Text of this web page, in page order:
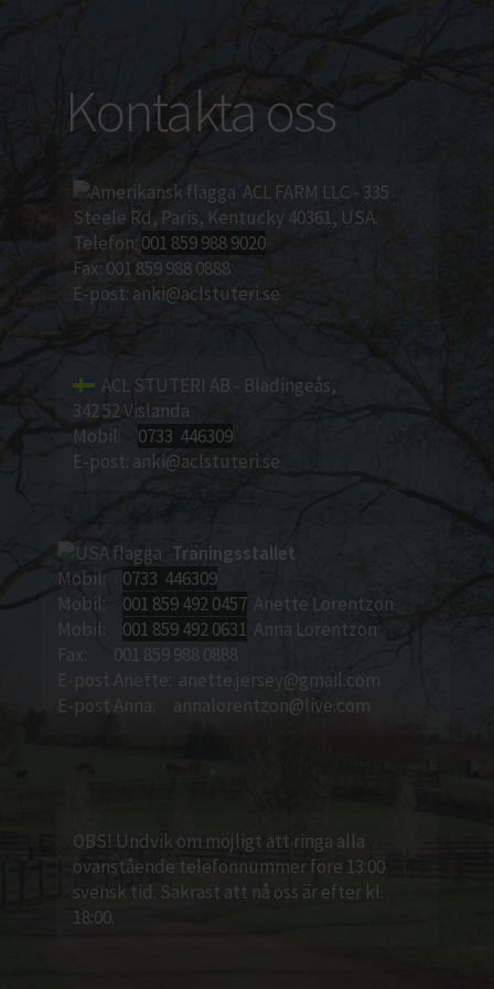
Kontakta oss
ACL FARM LLC - 335
Steele Rd, Paris, Kentucky 40361, USA.
Telefon: 001 859 988 9020
Fax: 001 859 988 0888
E-post: anki@aclstuteri.se
ACL STUTERI AB - Blädingeås,
342 52 Vislanda
Mobil: 0733 446309
E-post: anki@aclstuteri.se
Träningsstallet
Mobil: 0733 446309
Mobil: 001 859 492 0457Anette Lorentzon
Mobil: 001 859 492 0631 Anna Lorentzon
Fax: 001 859 988 0888
E-post Anette: anette.jersey@gmail.com
E-post Anna:
annalorentzon@live.com
OBS! Undvik om möjligt att ringa alla
ovanstående telefonnummer före 13:00
svensk tid. Säkrast att nå oss är efter kl.
18:00.